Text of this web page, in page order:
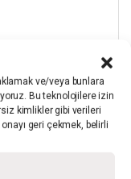
ve/veya bunlara
Bu teknolojilere izin
kimlikler gibi verileri
geri çekmek, belirli